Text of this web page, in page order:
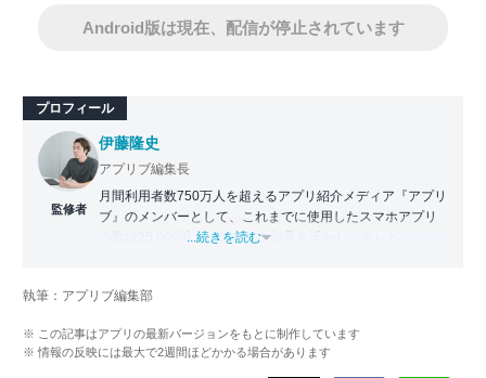
Android版は現在、配信が停止されています
プロフィール
監修者
伊藤隆史
アプリブ編集長
月間利用者数750万人を超えるアプリ紹介メディア『アプリ
ブ』のメンバーとして、これまでに使用したスマホアプリ
の数は25,000以上。アプリの知見を活かし、テレビ・
化アプリの紹介）、TBS『サタプラ』（スマホライフが変
スマホアプリ）他
...続きを読む
執筆：アプリブ編集部
※ この記事はアプリの最新バージョンをもとに制作しています
※ 情報の反映には最大で2週間ほどかかる場合があります